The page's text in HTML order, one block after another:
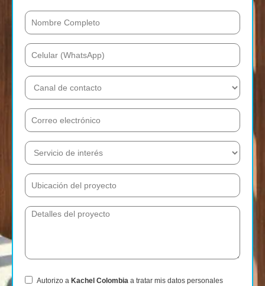
Autorizo a Kachel Colombia a tratar mis datos personales